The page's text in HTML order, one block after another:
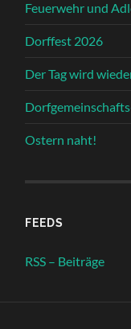
Feuerwehr und
Dorffest 2026
Der Tag wird
Ostern naht!
FEEDS
RSS – Beiträge